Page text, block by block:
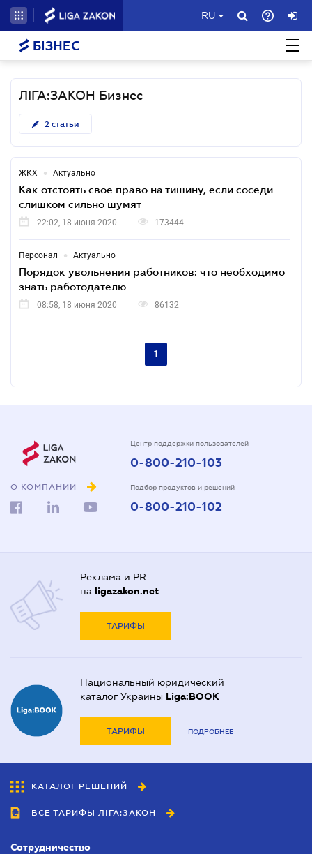
RU
БІЗНЕС
ЛІГА:ЗАКОН Бизнес
2 статьи
ЖКХ • Актуально
Как отстоять свое право на тишину, если соседи
слишком сильно шумят
22:02, 18 июня 2020 173444
Персонал • Актуально
Порядок увольнения работников: что необходимо
знать работодателю
08:58, 18 июня 2020 86132
1
О КОМПАНИИ
Центр поддержки пользователей
0-800-210-103
Подбор продуктов и решений
0-800-210-102
Реклама и PR
на ligazakon.net
ТАРИФЫ
Национальный юридический
каталог Украины Liga:BOOK
ТАРИФЫ ПОДРОБНЕЕ
КАТАЛОГ РЕШЕНИЙ
ВСЕ ТАРИФЫ ЛІГА:ЗАКОН
Сотрудничество